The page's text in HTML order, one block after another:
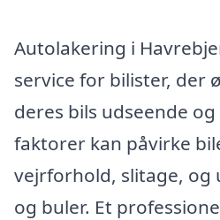
Autolakering i
service for bilister, der
deres bils udseende
faktorer kan påvirke
vejrforhold, slitage, og
og buler. Et